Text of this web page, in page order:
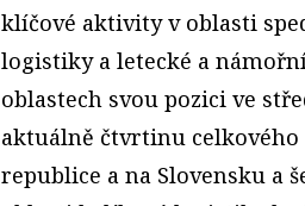
klíčové aktivity v oblasti
logistiky a letecké a
oblastech svou pozici ve
aktuálně čtvrtinu celkového
republice a na Slovensku a